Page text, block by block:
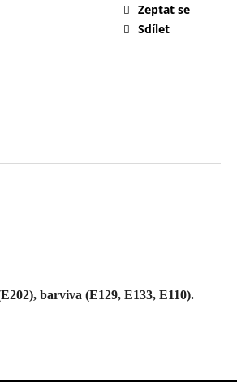
Zeptat se
Sdílet
barviva (E129, E133, E110).